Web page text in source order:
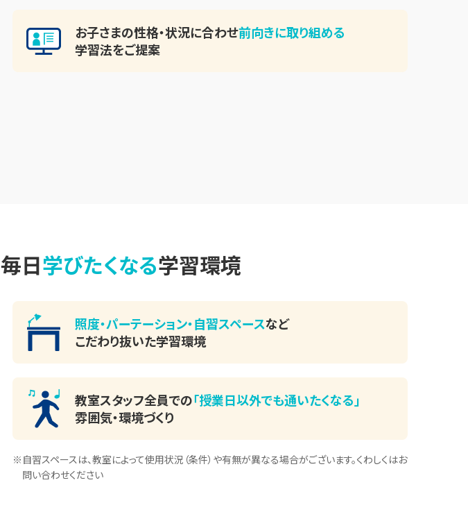
お子さまの性格・状況に合わせ前向きに取り組める
学習法をご提案
毎日学びたくなる学習環境
照度・パーテーション・自習スペースなど
こだわり抜いた学習環境
教室スタッフ全員での「授業日以外でも通いたくなる」
雰囲気・環境づくり
※自習スペースは、教室によって使用状況（条件）や有無が異なる場合がございます。くわしくはお
問い合わせください